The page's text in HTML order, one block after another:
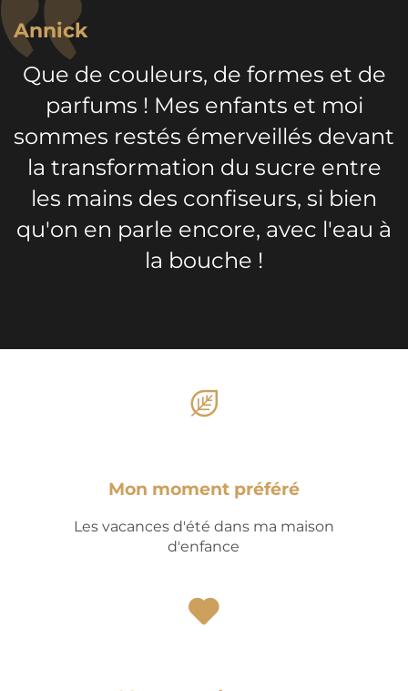
Annick
Que de couleurs, de formes et de
parfums ! Mes enfants et moi
sommes restés émerveillés devant
la transformation du sucre entre
les mains des confiseurs, si bien
qu'on en parle encore, avec l'eau à
la bouche !
Mon moment préféré
Les vacances d'été dans ma maison
d'enfance